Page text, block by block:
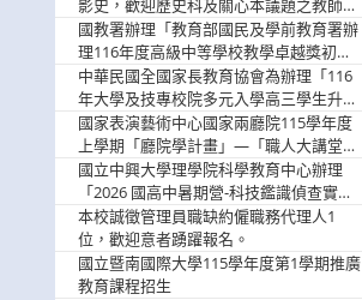
影史，歡迎歷史科及關心本議題之教師踴
躍報名參加
國教署辦理「教育部國民及學前教育署辦
理116年度高級中等學校教學卓越獎初選
實施計畫」，鼓勵教師踴躍報名
中華民國全國家長教育協會為辦理「116
年大學及技專校院多元入學高三學生升學
輔導家長說明會」
國家表演藝術中心國家兩廳院115學年度
上學期「廳院學計畫」—「職人大講堂」
及「一日體驗課程」，鼓勵踴躍報名參
與。
國立中興大學理學院科學教育中心辦理
「2026 國高中暑期營-科技鑑識偵查實戰
營」活動資訊，鼓勵學生踴躍報名參加。
本校誠徵管理員職缺約僱職務代理人1
位，歡迎意者踴躍報名。
國立暨南國際大學115學年度第1學期推廣
教育課程招生